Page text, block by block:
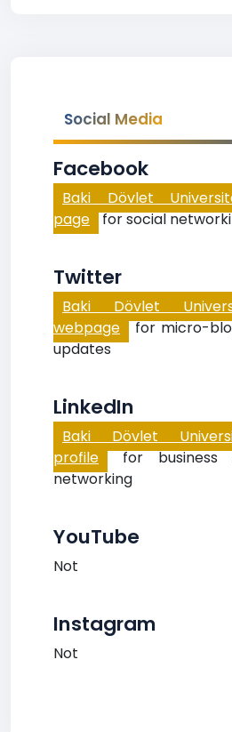
Social Media
Facebook
Baki Dövlet
page for social
Twitter
Baki Dövlet
webpage for micro-
updates
LinkedIn
Baki Dövlet
profile for business
networking
YouTube
Not
Instagram
Not